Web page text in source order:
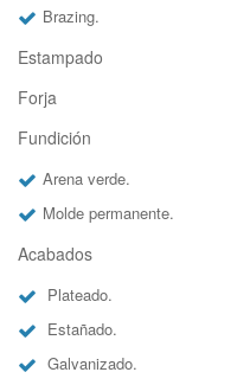
Brazing.
Estampado
Forja
Fundición
Arena verde.
Molde permanente.
Acabados
Plateado.
Estañado.
Galvanizado.